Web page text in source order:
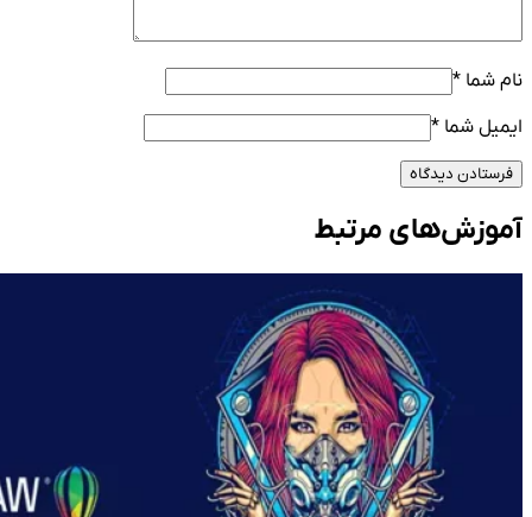
نام شما*
ایمیل شما*
فرستادن دیدگاه
آموزش‌های مرتبط